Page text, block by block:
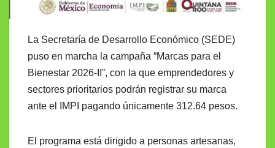
La Secretaría de Desarrollo Económico (SEDE)
puso en marcha la campaña “Marcas para el
Bienestar 2026-II”, con la que emprendedores y
sectores prioritarios podrán registrar su marca
ante el IMPI pagando únicamente 312.64 pesos.
El programa está dirigido a personas artesanas,